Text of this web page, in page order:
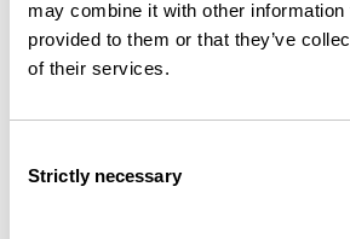
may combine it with other information
provided to them or that they’ve
of their services.
Selection
Strictly necessary